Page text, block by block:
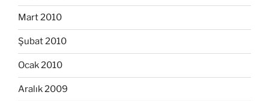
Mart 2010
Şubat 2010
Ocak 2010
Aralık 2009